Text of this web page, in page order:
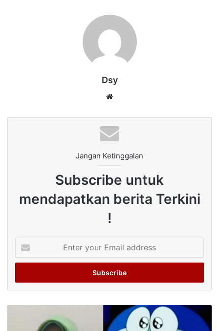
Dsy
Jangan Ketinggalan
Subscribe untuk
mendapatkan berita Terkini
!
your
Email